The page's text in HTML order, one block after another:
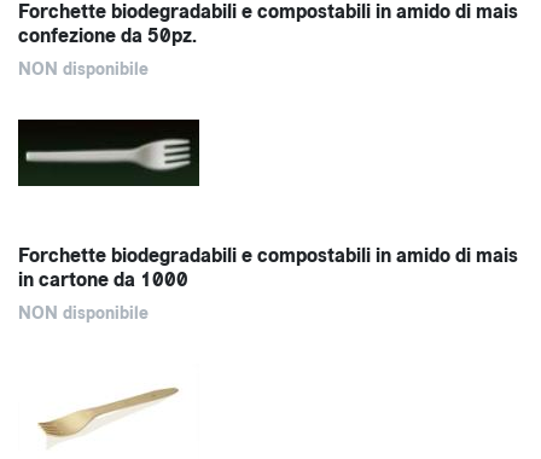
Forchette biodegradabili e compostabili in amido di mais
confezione da 50pz.
NON disponibile
Forchette biodegradabili e compostabili in amido di mais
in cartone da 1000
NON disponibile